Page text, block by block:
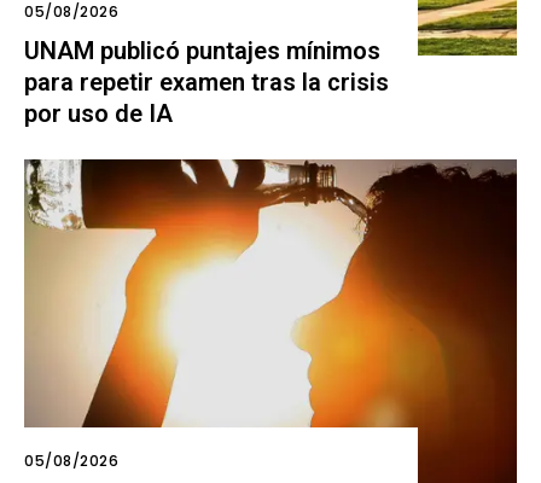
05/08/2026
UNAM publicó puntajes mínimos
para repetir examen tras la crisis
por uso de IA
05/08/2026